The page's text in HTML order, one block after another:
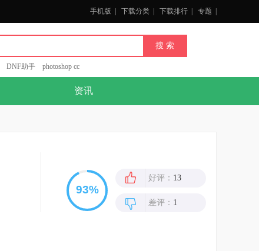
手机版 下载分类 下载排行 专题
DNF助手 photoshop cc
资讯
好评： 13
差评： 1